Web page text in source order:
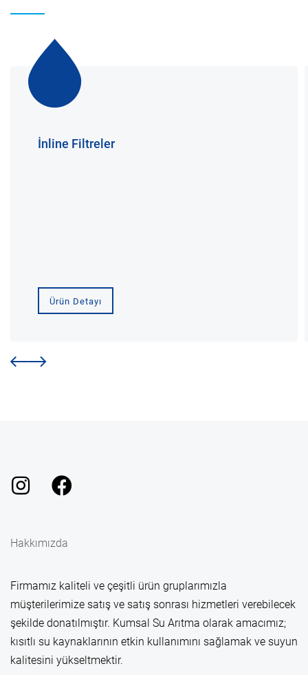
İnline Filtreler
Ürün Detayı
Hakkımızda
Firmamız kaliteli ve çeşitli ürün gruplarımızla
müşterilerimize satış ve satış sonrası hizmetleri verebilecek
şekilde donatılmıştır. Kumsal Su Arıtma olarak amacımız;
kısıtlı su kaynaklarının etkin kullanımını sağlamak ve suyun
kalitesini yükseltmektir.